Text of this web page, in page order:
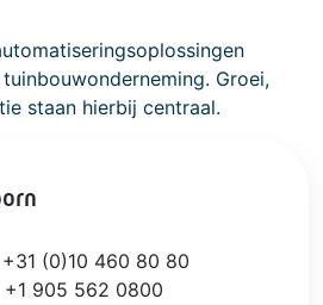
Groei,
staan hierbij centraal.
+31 (0)10 460 80 80
+1 905 562 0800